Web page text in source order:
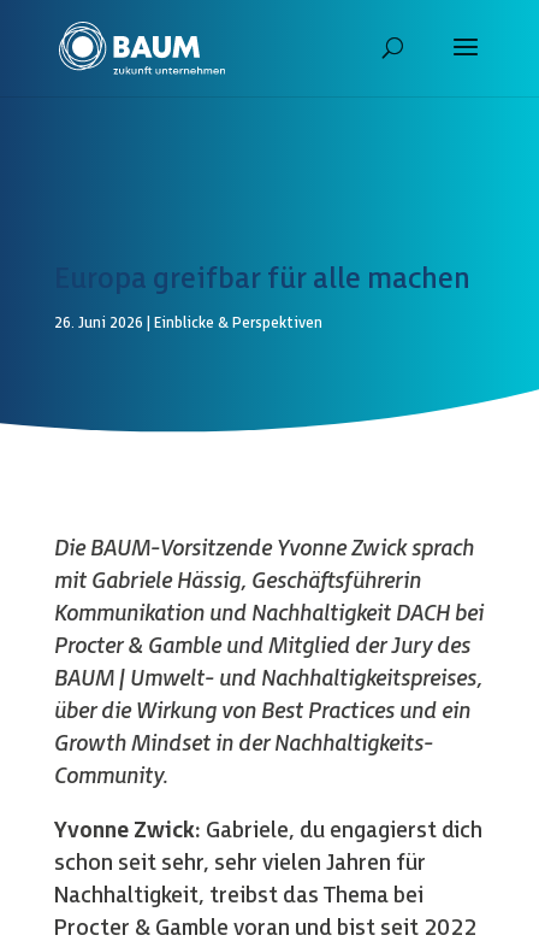
Europa greifbar für alle machen
26. Juni 2026 Einblicke & Perspektiven
Die BAUM-Vorsitzende Yvonne Zwick sprach
mit Gabriele Hässig, Geschäftsführerin
Kommunikation und Nachhaltigkeit DACH bei
Procter & Gamble und Mitglied der Jury des
BAUM | Umwelt- und Nachhaltigkeitspreises,
über die Wirkung von Best Practices und ein
Growth Mindset in der Nachhaltigkeits-
Community.
Yvonne Zwick: Gabriele, du engagierst dich
schon seit sehr, sehr vielen Jahren für
Nachhaltigkeit, treibst das Thema bei
Procter & Gamble voran und bist seit 2022